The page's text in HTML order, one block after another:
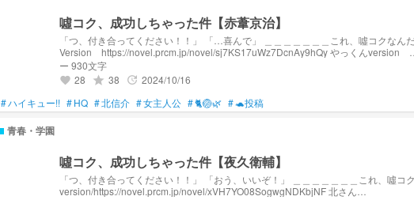
噓コク、成功しちゃった件【赤葦京治】
「つ、付き合ってください！！」 「…喜んで」 ＿＿＿＿＿＿＿これ、噓コクなんだけど… 成功しちゃった件 北さん
Version https://novel.prcm.jp/novel/sj7KS17uWz7DcnAy9hQy やっくんversion
ー 930文字
favorite 28 grade 38 update 2024/10/16
#ハイキュー!! #HQ #北信介 #女主人公 #🐈🏐🌿‬ #🐢投稿
青春・学園
噓コク、成功しちゃった件【夜久衛輔】
「つ、付き合ってください！！」 「おう、いいぞ！」 ＿＿＿＿＿＿＿これ、噓コクなんだけど… 成功しちゃった件 赤葦
version/https://novel.prcm.jp/novel/xVH7YO08SogwgNDKbjNF 北さん